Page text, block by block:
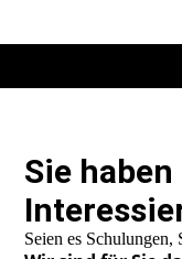
Sie
Seien es Schulungen,